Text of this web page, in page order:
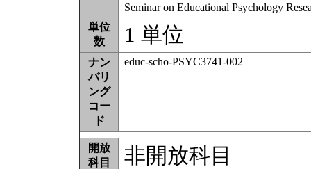
Seminar on Educational Psychology
単位
数
1 単位
ナン
バリ
ング
コー
ド
educ-scho-PSYC3741-002
開放
科目
非開放科目